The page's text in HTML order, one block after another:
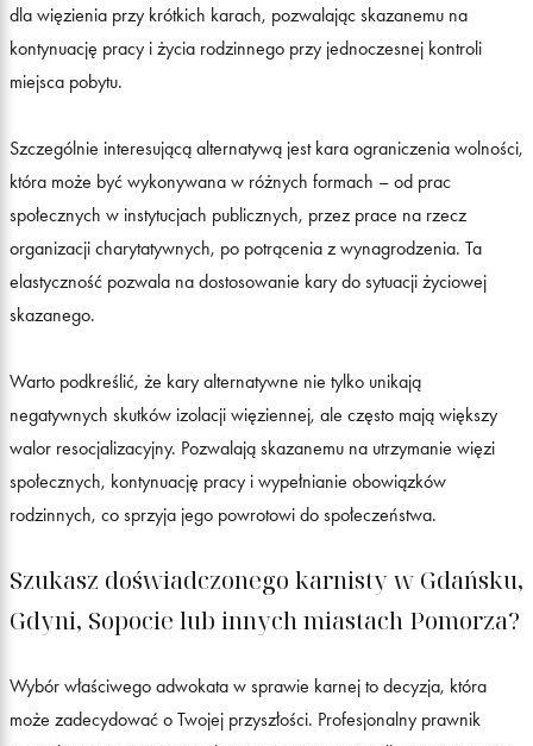
dla więzienia przy krótkich karach, pozwalając skazanemu na
kontynuację pracy i życia rodzinnego przy jednoczesnej kontroli
miejsca pobytu.
Szczególnie interesującą alternatywą jest kara ograniczenia wolności,
która może być wykonywana w różnych formach – od prac
społecznych w instytucjach publicznych, przez prace na rzecz
organizacji charytatywnych, po potrącenia z wynagrodzenia. Ta
elastyczność pozwala na dostosowanie kary do sytuacji życiowej
skazanego.
Warto podkreślić, że kary alternatywne nie tylko unikają
negatywnych skutków izolacji więziennej, ale często mają większy
walor resocjalizacyjny. Pozwalają skazanemu na utrzymanie więzi
społecznych, kontynuację pracy i wypełnianie obowiązków
rodzinnych, co sprzyja jego powrotowi do społeczeństwa.
Szukasz doświadczonego karnisty w Gdańsku,
Gdyni, Sopocie lub innych miastach Pomorza?
Wybór właściwego adwokata w sprawie karnej to decyzja, która
może zadecydować o Twojej przyszłości. Profesjonalny prawnik